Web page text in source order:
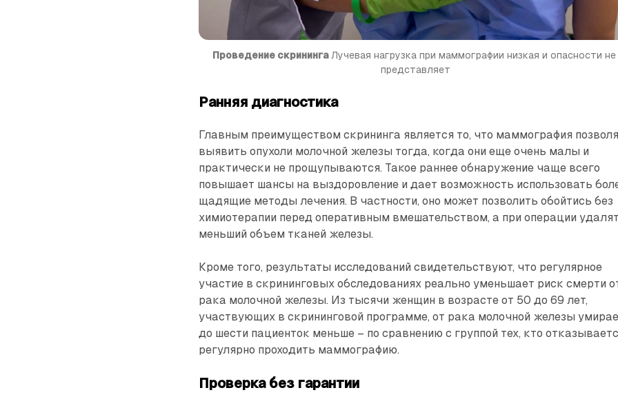
Проведение скрининга Лучевая нагруз­ка при маммографии низкая и опасности не
представляет
Ранняя диагностика
Главным преимуществом скрининга является то, что маммография
выявить опухоли молочной железы тогда, когда они еще очень малы и
практически не прощупываются. Такое раннее обнаружение чаще всего
повышает шансы на выздоровление и дает возможность использовать
щадящие методы лечения. В частности, оно может позволить обойтись без
химиотерапии перед оперативным вмешательством, а при операции
меньший объем тканей железы.
Кроме того, результаты исследований свидетельствуют, что регулярное
участие в скрининговых обследованиях реально уменьшает риск смерти
рака молочной железы. Из тысячи женщин в возрасте от 50 до 69 лет,
участвующих в скрининговой программе, от рака молочной железы
до шести пациенток меньше – по сравнению с группой тех, кто
регулярно проходить маммографию.
Проверка без гарантии